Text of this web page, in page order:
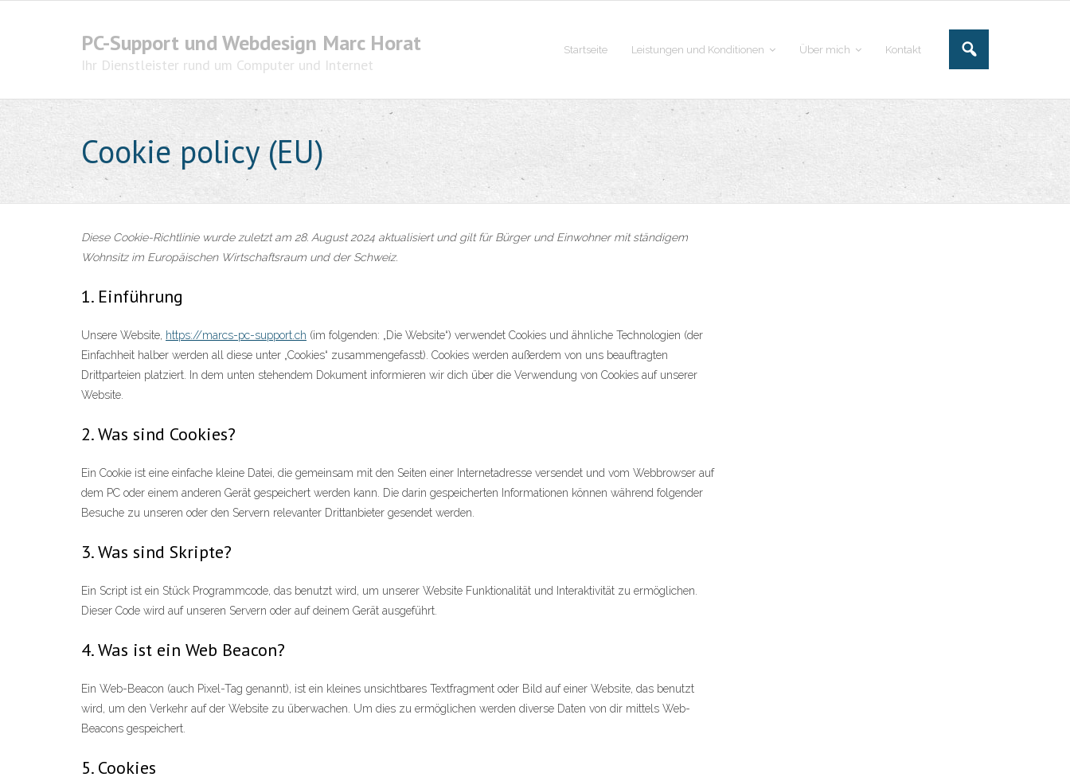
PC-Support und Webdesign Marc Horat
Ihr Dienstleister rund um Computer und Internet
Startseite Leistungen und Konditionen Über mich Kontakt
Cookie policy (EU)
Diese Cookie-Richtlinie wurde zuletzt am 28. August 2024 aktualisiert und gilt für Bürger und Einwohner mit ständigem
Wohnsitz im Europäischen Wirtschaftsraum und der Schweiz.
1. Einführung
Unsere Website, https://marcs-pc-support.ch (im folgenden: „Die Website“) verwendet Cookies und ähnliche Technologien (der
Einfachheit halber werden all diese unter „Cookies“ zusammengefasst). Cookies werden außerdem von uns beauftragten
Drittparteien platziert. In dem unten stehendem Dokument informieren wir dich über die Verwendung von Cookies auf unserer
Website.
2. Was sind Cookies?
Ein Cookie ist eine einfache kleine Datei, die gemeinsam mit den Seiten einer Internetadresse versendet und vom Webbrowser auf
dem PC oder einem anderen Gerät gespeichert werden kann. Die darin gespeicherten Informationen können während folgender
Besuche zu unseren oder den Servern relevanter Drittanbieter gesendet werden.
3. Was sind Skripte?
Ein Script ist ein Stück Programmcode, das benutzt wird, um unserer Website Funktionalität und Interaktivität zu ermöglichen.
Dieser Code wird auf unseren Servern oder auf deinem Gerät ausgeführt.
4. Was ist ein Web Beacon?
Ein Web-Beacon (auch Pixel-Tag genannt), ist ein kleines unsichtbares Textfragment oder Bild auf einer Website, das benutzt
wird, um den Verkehr auf der Website zu überwachen. Um dies zu ermöglichen werden diverse Daten von dir mittels Web-
Beacons gespeichert.
5. Cookies